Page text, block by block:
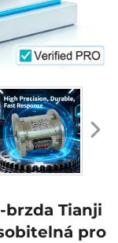
Tianji
pro